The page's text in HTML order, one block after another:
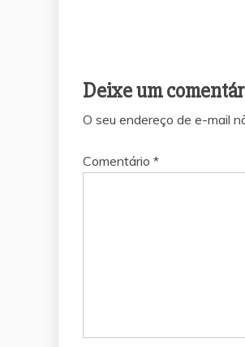
Deixe um
O seu endereço de e-mail
Comentário *